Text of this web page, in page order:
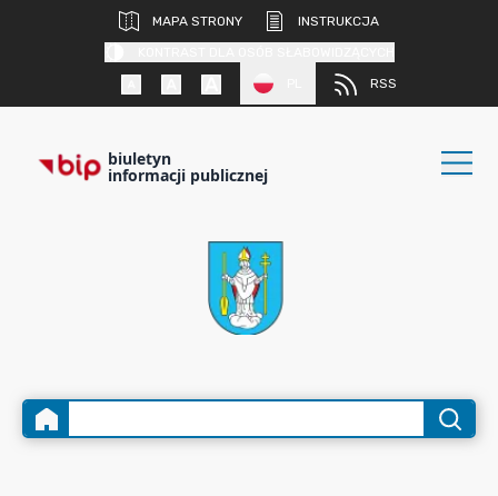
MAPA STRONY
INSTRUKCJA
RSS
biuletyn
informacji publicznej